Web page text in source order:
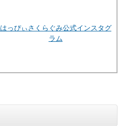
はっぴぃさくらぐみ公式インスタグ
ラム